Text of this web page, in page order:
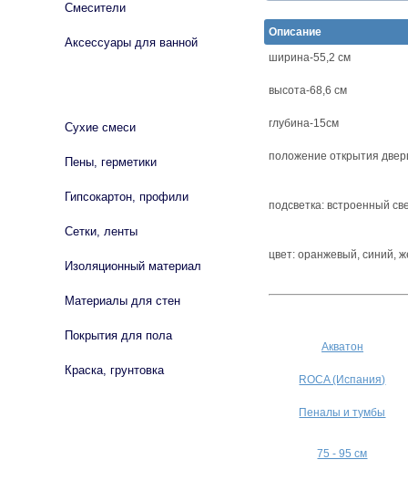
Описание
ширина-55,2 см
высота-68,6 см
глубина-15см
положение открытия
подсветка: встроенный
цвет: оранжевый, синий,
Акватон
ROCA (Испания)
Пеналы и тумбы
75 - 95 см
Смесители
Аксессуары для ванной
Сухие смеси
Пены, герметики
Гипсокартон, профили
Сетки, ленты
Изоляционный материал
Материалы для стен
Покрытия для пола
Краска, грунтовка